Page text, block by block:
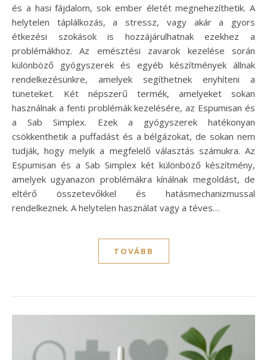
és a hasi fájdalom, sok ember életét megnehezíthetik. A
helytelen táplálkozás, a stressz, vagy akár a gyors
étkezési szokások is hozzájárulhatnak ezekhez a
problémákhoz. Az emésztési zavarok kezelése során
különböző gyógyszerek és egyéb készítmények állnak
rendelkezésünkre, amelyek segíthetnek enyhíteni a
tüneteket. Két népszerű termék, amelyeket sokan
használnak a fenti problémák kezelésére, az Espumisan és
a Sab Simplex. Ezek a gyógyszerek hatékonyan
csökkenthetik a puffadást és a bélgázokat, de sokan nem
tudják, hogy melyik a megfelelő választás számukra. Az
Espumisan és a Sab Simplex két különböző készítmény,
amelyek ugyanazon problémákra kínálnak megoldást, de
eltérő összetevőkkel és hatásmechanizmussal
rendelkeznek. A helytelen használat vagy a téves…
TOVÁBB